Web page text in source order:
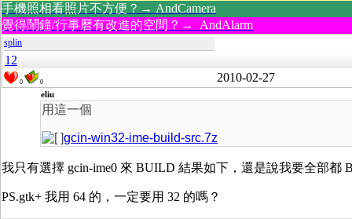
手機照相看照片不方便？→ AndCamera
覺得鬧鐘/行事曆有改進的空間？→ AndAlarm
splin
12
0 0 2010-02-27
eliu
用這一個
gcin-win32-ime-build-src.7z
我只有選擇 gcin-ime0 來 BUILD 結果如下，還是說我要全部都
PS.gtk+ 我用 64 的，一定要用 32 的嗎？